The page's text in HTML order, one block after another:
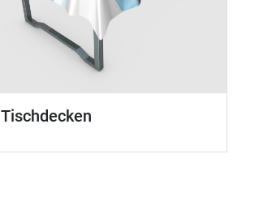
Tischdecken